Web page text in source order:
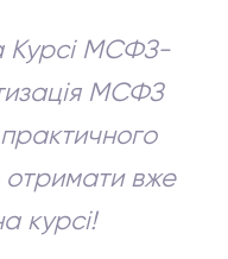
Курсі МСФЗ-
МСФЗ
отримати вже
курсі!